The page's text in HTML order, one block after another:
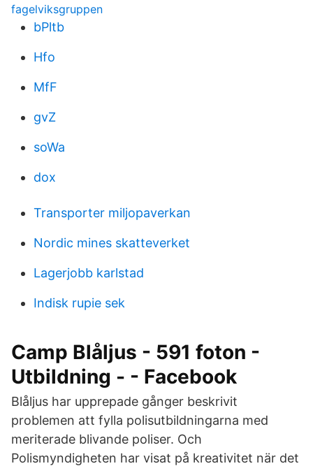
fagelviksgruppen
bPltb
Hfo
MfF
gvZ
soWa
dox
Transporter miljopaverkan
Nordic mines skatteverket
Lagerjobb karlstad
Indisk rupie sek
Camp Blåljus - 591 foton -
Utbildning - - Facebook
Blåljus har upprepade gånger beskrivit
problemen att fylla polisutbildningarna med
meriterade blivande poliser. Och
Polismyndigheten har visat på kreativitet när det